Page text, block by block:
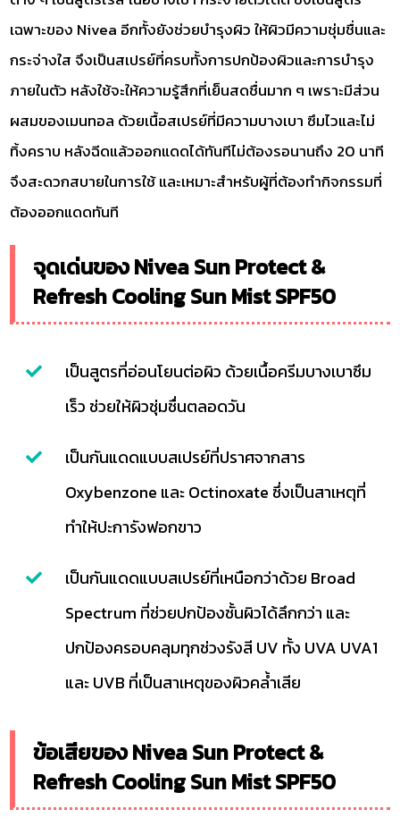
เฉพาะของ Nivea อีกทั้งยังช่วยบำรุงผิว ให้ผิวมีความชุ่มชื่นและ
กระจ่างใส จึงเป็นสเปรย์ที่ครบทั้งการปกป้องผิวและการบำรุง
ภายในตัว หลังใช้จะให้ความรู้สึกที่เย็นสดชื่นมาก ๆ เพราะมีส่วน
ผสมของเมนทอล ด้วยเนื้อสเปรย์ที่มีความบางเบา ซึมไวและไม่
ทิ้งคราบ หลังฉีดแล้วออกแดดได้ทันทีไม่ต้องรอนานถึง 20 นาที
จึงสะดวกสบายในการใช้ และเหมาะสำหรับผู้ที่ต้องทำกิจกรรมที่
ต้องออกแดดทันที
จุดเด่นของ Nivea Sun Protect &
Refresh Cooling Sun Mist SPF50
เป็นสูตรที่อ่อนโยนต่อผิว ด้วยเนื้อครีมบางเบาซึม
เร็ว ช่วยให้ผิวชุ่มชื่นตลอดวัน
เป็นกันแดดแบบสเปรย์ที่ปราศจากสาร
Oxybenzone และ Octinoxate ซึ่งเป็นสาเหตุที่
ทำให้ปะการังฟอกขาว
เป็นกันแดดแบบสเปรย์ที่เหนือกว่าด้วย Broad
Spectrum ที่ช่วยปกป้องชั้นผิวได้ลึกกว่า และ
ปกป้องครอบคลุมทุกช่วงรังสี UV ทั้ง UVA UVA1
และ UVB ที่เป็นสาเหตุของผิวคล้ำเสีย
ข้อเสียของ Nivea Sun Protect &
Refresh Cooling Sun Mist SPF50